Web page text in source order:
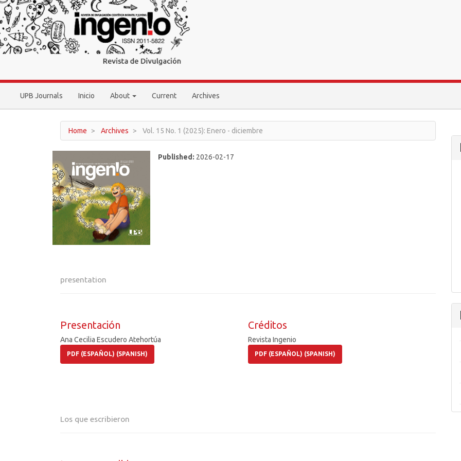
Main
Navigation
Main
Content
Sidebar
UPB Journals Inicio About Current Archives
Home Archives Vol. 15 No. 1 (2025): Enero - diciembre
Published: 2026-02-17
presentation
Presentación
Ana Cecilia Escudero Atehortúa
PDF (ESPAÑOL) (SPANISH)
Créditos
Revista Ingenio
PDF (ESPAÑOL) (SPANISH)
Los que escribieron